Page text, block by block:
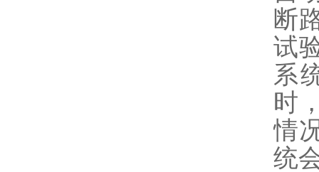
断
试
系
时
情
统